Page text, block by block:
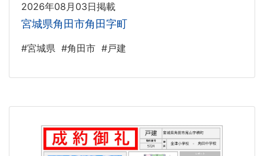
2026年08月03日掲載
宮城県角田市角田字町
#宮城県 #角田市 #戸建